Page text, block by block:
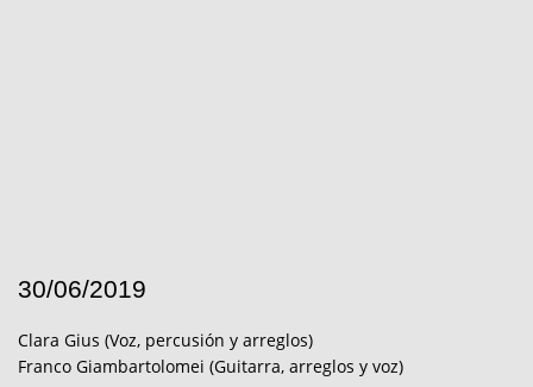
30/06/2019
Clara Gius (Voz, percusión y arreglos)
Franco Giambartolomei (Guitarra, arreglos y voz)